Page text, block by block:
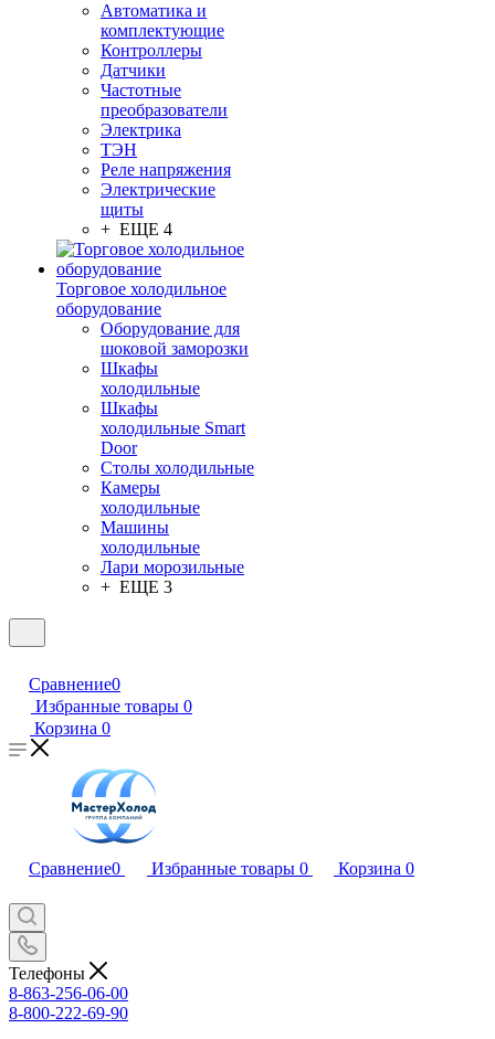
Автоматика и
комплектующие
Контроллеры
Датчики
Частотные
преобразователи
Электрика
ТЭН
Реле напряжения
Электрические
щиты
+ ЕЩЕ 4
Торговое холодильное
оборудование
Оборудование для
шоковой заморозки
Шкафы
холодильные
Шкафы
холодильные Smart
Door
Столы холодильные
Камеры
холодильные
Машины
холодильные
Лари морозильные
+ ЕЩЕ 3
Сравнение0
Избранные товары 0
Корзина 0
Сравнение0 Избранные товары 0 Корзина 0
Телефоны
8-863-256-06-00
8-800-222-69-90